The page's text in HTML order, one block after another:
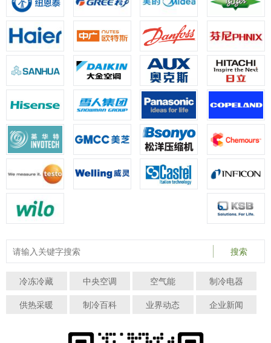
搜索
冷冻冷藏 中央空调 空气能
制冷电器
供热采暖
制冷百科 业界动态 企业新闻